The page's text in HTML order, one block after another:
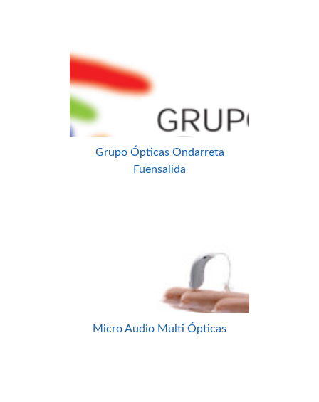
Grupo Ópticas Ondarreta
Fuensalida
Micro Audio Multi Ópticas